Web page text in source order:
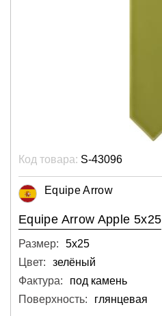
Код товара: S-43096
Equipe Arrow
Equipe Arrow Apple 5x25
Размер:
5х25
Цвет:
зелёный
Фактура:
под камень
Поверхность:
глянцевая